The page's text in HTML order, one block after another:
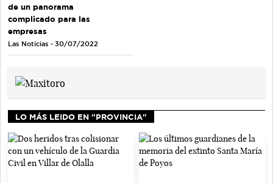
de un panorama
complicado para las
empresas
Las Noticias - 30/07/2022
LO MÁS LEIDO EN "PROVINCIA"